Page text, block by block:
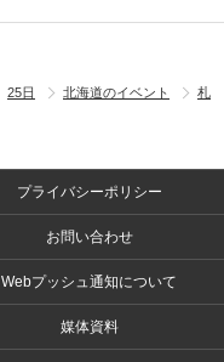
25日 北海道のイベント
札
プライバシーポリシー
お問い合わせ
Webプッシュ通知について
媒体資料